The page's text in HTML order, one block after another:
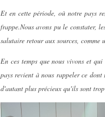
Et en cette période, où notre pays
frappe.Nous avons pu le constater,
salutaire retour aux sources, comme
En ces temps que nous vivons et
pays revient à nous rappeler ce
d'autant plus précieux qu'ils sont